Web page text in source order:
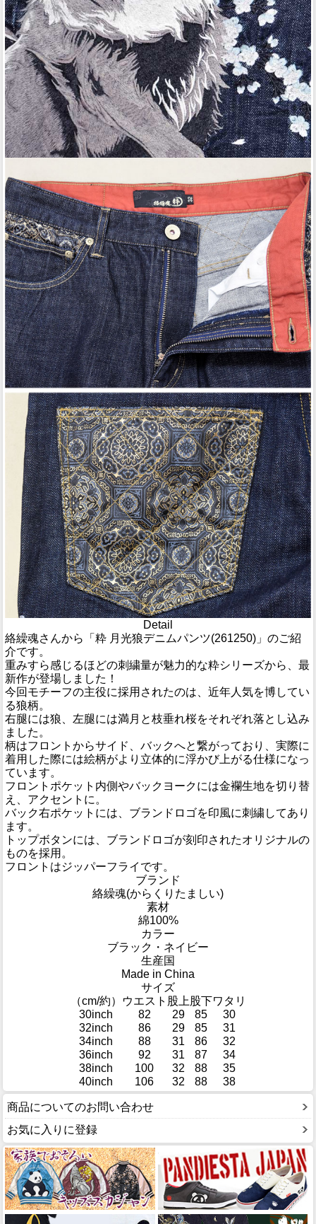
Detail
絡繰魂さんから「粋 月光狼デニムパンツ(261250)」のご紹
介です。
重みすら感じるほどの刺繍量が魅力的な粋シリーズから、最
新作が登場しました！
今回モチーフの主役に採用されたのは、近年人気を博してい
る狼柄。
右腿には狼、左腿には満月と枝垂れ桜をそれぞれ落とし込み
ました。
柄はフロントからサイド、バックへと繋がっており、実際に
着用した際には絵柄がより立体的に浮かび上がる仕様になっ
ています。
フロントポケット内側やバックヨークには金襴生地を切り替
え、アクセントに。
バック右ポケットには、ブランドロゴを印風に刺繍してあり
ます。
トップボタンには、ブランドロゴが刻印されたオリジナルの
ものを採用。
フロントはジッパーフライです。
ブランド
絡繰魂(からくりたましい)
素材
綿100%
カラー
ブラック・ネイビー
生産国
Made in China
サイズ
（cm/約）
ウエスト 股上股下 ワタリ
30inch
82 29 85
30
32inch
86 29 85
31
34inch
88 31 86
32
36inch
92 31 87
34
38inch
100 32 88
35
40inch
106 32 88 38
商品についてのお問い合わせ
お気に入りに登録